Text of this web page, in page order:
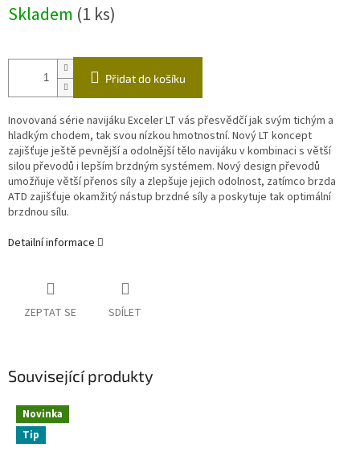
cena:
Skladem (1 ks)
Přidat do košíku
Inovovaná série navijáku Exceler LT vás přesvědčí jak svým tichým a
hladkým chodem, tak svou nízkou hmotnostní. Nový LT koncept
zajišťuje ještě pevnější a odolnější tělo navijáku v kombinaci s větší
silou převodů i lepším brzdným systémem. Nový design převodů
umožňuje větší přenos síly a zlepšuje jejich odolnost, zatímco brzda
ATD zajišťuje okamžitý nástup brzdné síly a poskytuje tak optimální
brzdnou sílu.
Detailní informace
ZEPTAT SE SDÍLET
Související produkty
Novinka
Tip